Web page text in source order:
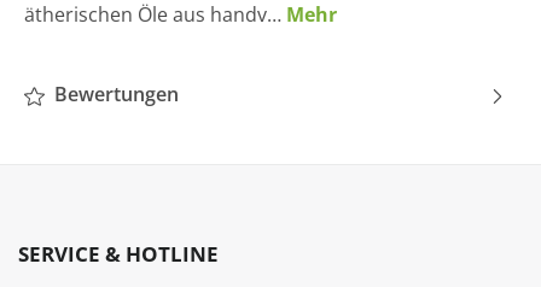
ätherischen Öle aus handv… Mehr
Bewertungen
SERVICE & HOTLINE